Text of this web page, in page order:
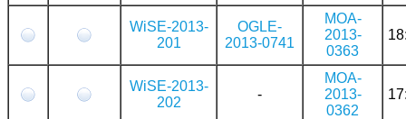
WiSE-2013-
201
OGLE-
2013-0741
MOA-
2013-
0363
WiSE-2013-
202
-
MOA-
2013-
0362